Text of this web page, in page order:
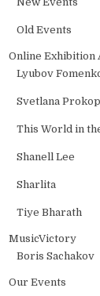
Old Events
Online
Lyubov
Svetlana
This World in
Shanell Lee
Sharlita
Tiye Bharath
MusicVictory
Boris Sachakov
Our Events